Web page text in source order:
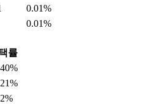
0.01%
0.01%
률